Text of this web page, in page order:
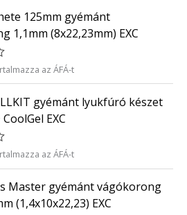
125mm gyémánt
1,1mm (8x22,23mm) EXC
az ÁFÁ-t
gyémánt lyukfúró készet
EXC
az ÁFÁ-t
Master gyémánt vágókorong
(1,4x10x22,23) EXC